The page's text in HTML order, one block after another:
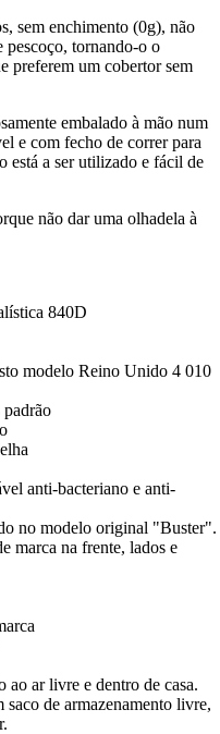
sem enchimento (0g), não
pescoço, tornando-o o
preferem um cobertor sem
embalado à mão num
e com fecho de correr para
está a ser utilizado e fácil de
não dar uma olhadela à
840D
modelo Reino Unido 4 010
anti-bacteriano e anti-
no modelo original "Buster".
marca na frente, lados e
ao ar livre e dentro de casa.
de armazenamento livre,